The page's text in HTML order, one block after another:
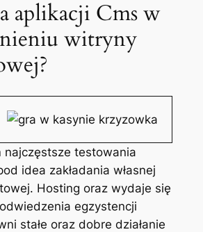
aplikacji Cms w
witryny
najczęstsze testowania
idea zakładania własnej
Hosting oraz wydaje się
egzystencji
stałe oraz dobre działanie